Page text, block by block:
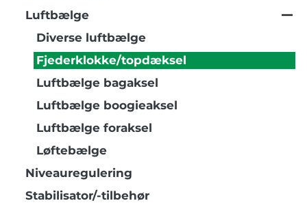
Luftbælge
Diverse luftbælge
Fjederklokke/topdæksel
Luftbælge bagaksel
Luftbælge boogieaksel
Luftbælge foraksel
Løftebælge
Niveauregulering
Stabilisator/-tilbehør